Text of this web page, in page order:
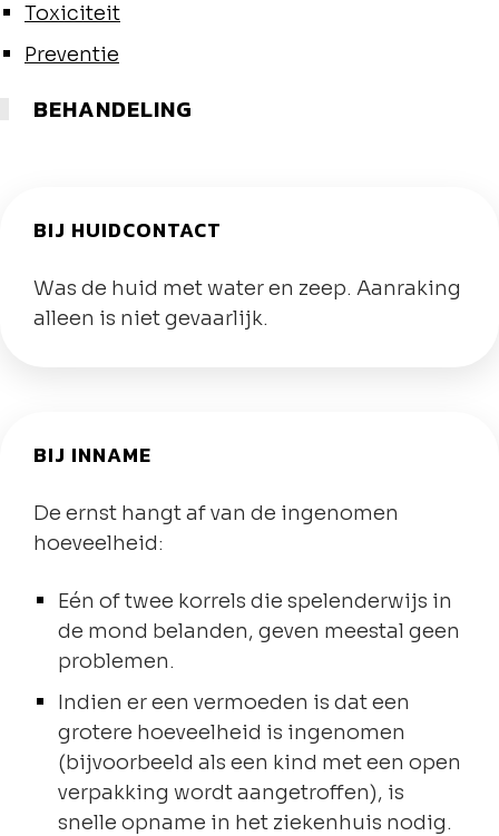
Toxiciteit
Preventie
BEHANDELING
BIJ HUIDCONTACT
Was de huid met water en zeep. Aanraking
alleen is niet gevaarlijk.
BIJ INNAME
De ernst hangt af van de ingenomen
hoeveelheid:
Eén of twee korrels die spelenderwijs in
de mond belanden, geven meestal geen
problemen.
Indien er een vermoeden is dat een
grotere hoeveelheid is ingenomen
(bijvoorbeeld als een kind met een open
verpakking wordt aangetroffen), is
snelle opname in het ziekenhuis nodig.